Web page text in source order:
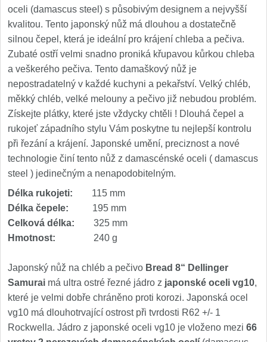
Nože Seburo HOGANI
Nože Seburo WEST 21
Nože Tojiro
Nože Tojiro Shippu
Nože Tojiro Zen 1
Nože Samura
Nože Samura MO-V 4
Nože Samura Bamboo
Ostřiče nožů V-Sharp
Brousky na nože 9
Doplňky a díly 4
oceli (damascus steel) s působivým designem a nejvyšší
kvalitou. Tento japonský nůž má dlouhou a dostatečně
silnou čepel, která je ideální pro krájení chleba a pečiva.
Zubaté ostří velmi snadno proniká křupavou kůrkou chleba
a veškerého pečiva. Tento damaškový nůž je
nepostradatelný v každé kuchyni a pekařství. Velký chléb,
měkký chléb, velké melouny a pečivo již nebudou problém.
Získejte plátky, které jste vždycky chtěli ! Dlouhá čepel a
rukojeť západního stylu Vám poskytne tu nejlepší kontrolu
při řezání a krájení. Japonské umění, preciznost a nové
technologie činí tento nůž z damascénské oceli ( damascus
steel ) jedinečným a nenapodobitelným.
Délka rukojeti: 115 mm
Délka čepele:
195 mm
Celková délka: 325 mm
Hmotnost: 240 g
Japonský nůž na chléb a pečivo Bread 8“ Dellinger
Samurai má ultra ostré řezné jádro z japonské oceli vg10,
které je velmi dobře chráněno proti korozi. Japonská ocel
vg10 má dlouhotrvající ostrost při tvrdosti R62 +/- 1
Rockwella. Jádro z japonské oceli vg10 je vloženo mezi 66